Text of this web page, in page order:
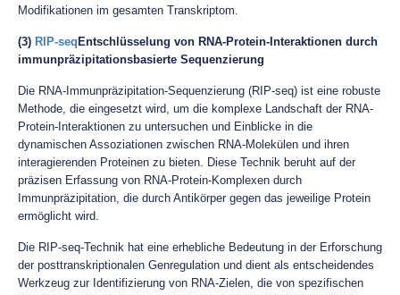
Modifikationen im gesamten Transkriptom.
(3) RIP-seq Entschlüsselung von RNA-Protein-Interaktionen durch
immunpräzipitationsbasierte Sequenzierung
Die RNA-Immunpräzipitation-Sequenzierung (RIP-seq) ist eine robuste
Methode, die eingesetzt wird, um die komplexe Landschaft der RNA-
Protein-Interaktionen zu untersuchen und Einblicke in die
dynamischen Assoziationen zwischen RNA-Molekülen und ihren
interagierenden Proteinen zu bieten. Diese Technik beruht auf der
präzisen Erfassung von RNA-Protein-Komplexen durch
Immunpräzipitation, die durch Antikörper gegen das jeweilige Protein
ermöglicht wird.
Die RIP-seq-Technik hat eine erhebliche Bedeutung in der Erforschung
der posttranskriptionalen Genregulation und dient als entscheidendes
Werkzeug zur Identifizierung von RNA-Zielen, die von spezifischen